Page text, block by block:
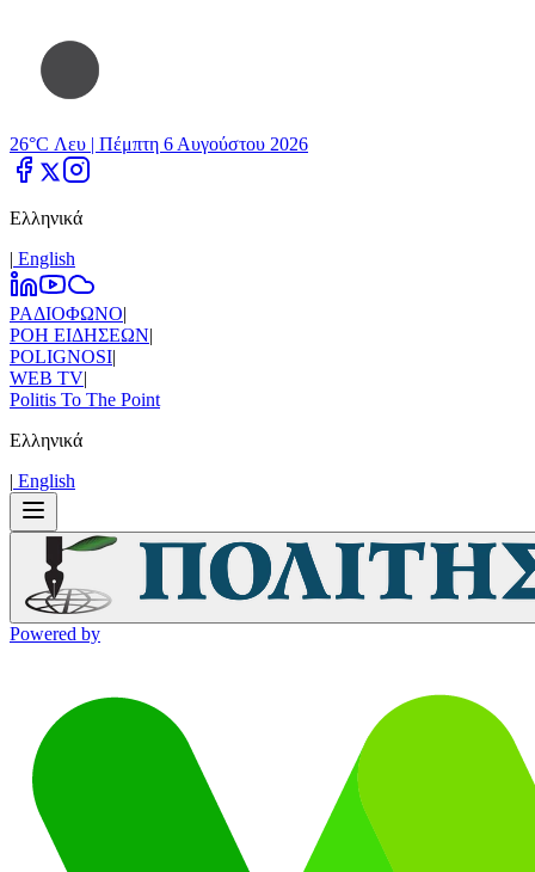
26°C Λευ | Πέμπτη 6 Αυγούστου 2026
Ελληνικά
| Εnglish
ΡΑΔΙΟΦΩΝΟ|
ΡΟΗ ΕΙΔΗΣΕΩΝ|
POLIGNOSI|
WEB TV|
Politis To The Point
Ελληνικά
| Εnglish
Powered by